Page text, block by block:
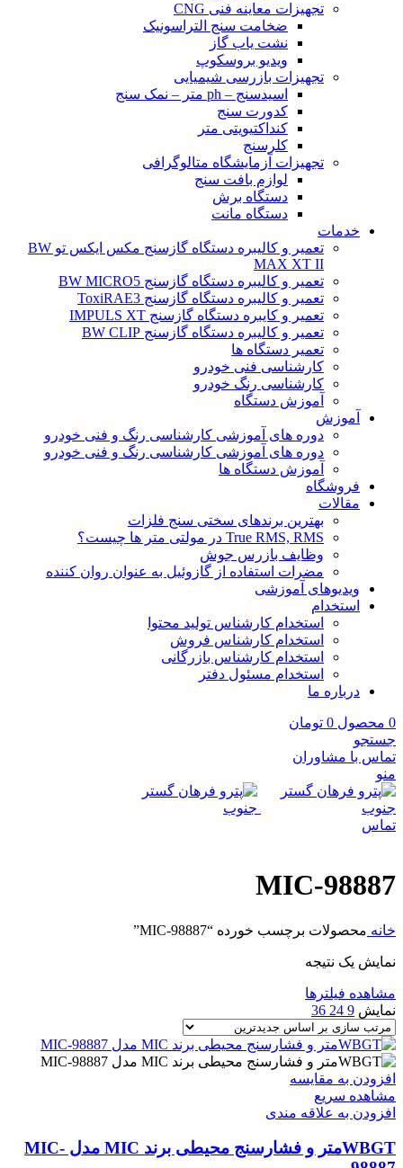
تجهیزات معاینه فنی CNG
ضخامت سنج التراسونیک
نشت یاب گاز
ویدیو بروسکوپ
تجهیزات بازرسی شیمیایی
اسیدسنج – ph متر – نمک سنج
کدورت سنج
کنداکتیویتی متر
کلرسنج
تجهیزات آزمایشگاه متالوگرافی
لوازم بافت سنج
دستگاه برش
دستگاه مانت
خدمات
تعمیر و کالیبره دستگاه گازسنج مکس ایکس تو BW
MAX XT II
تعمیر و کالیبره دستگاه گازسنج BW MICRO5
تعمیر و کالیبره دستگاه گازسنج ToxiRAE3
تعمیر و کایبره دستگاه گازسنج IMPULS XT
تعمیر و کالیبره دستگاه گازسنج BW CLIP
تعمیر دستگاه ها
کارشناسی فنی خودرو
کارشناسی رنگ خودرو
آموزش دستگاه
آموزش
دوره های آموزشی کارشناسی رنگ و فنی خودرو
دوره های آموزشی کارشناسی رنگ و فنی خودرو
آموزش دستگاه ها
فروشگاه
مقالات
بهترین برندهای سختی سنج فلزات
True RMS, RMS در مولتی متر ها چیست؟
وظایف بازرس جوش
مضرات استفاده از گازوئیل به عنوان روان کننده
ویدیوهای آموزشی
استخدام
استخدام کارشناس تولید محتوا
استخدام کارشناس فروش
استخدام کارشناس بازرگانی
استخدام مسئول دفتر
درباره ما
0 محصول 0 تومان
جستجو
تماس با مشاوران
منو
تماس
MIC-98887
خانه محصولات برچسب خورده “MIC-98887”
نمایش یک نتیجه
مشاهده فیلترها
نمایش 9
24
36
افزودن به مقایسه
مشاهده سریع
افزودن به علاقه مندی
WBGTمتر و فشارسنج محیطی برند MIC مدل MIC-